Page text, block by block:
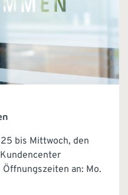
bis Mittwoch, den
an: Mo.